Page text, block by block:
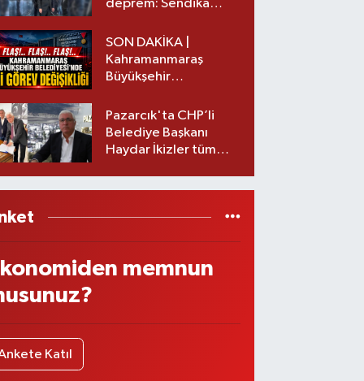
deprem: Sendika
SON DAKİKA |
Kahramanmaraş
Büyükşehir
görev değişikliği!
Pazarcık'ta CHP’li
Belediye Başkanı
Haydar İkizler tüm
memnun
Katıl